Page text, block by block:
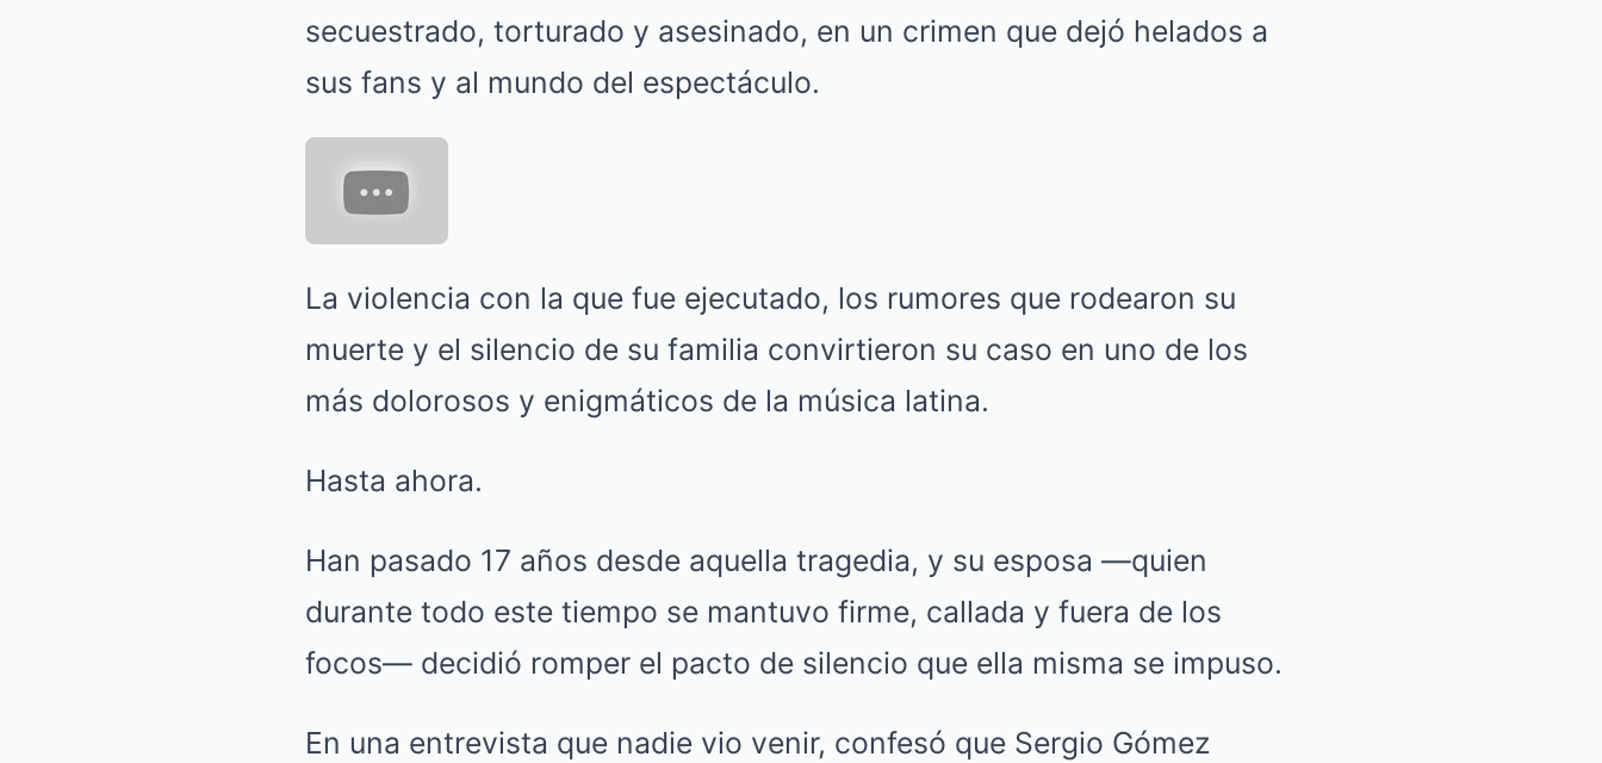
secuestrado, torturado y asesinado, en un crimen que dejó helados a
sus fans y al mundo del espectáculo.
La violencia con la que fue ejecutado, los rumores que rodearon su
muerte y el silencio de su familia convirtieron su caso en uno de los
más dolorosos y enigmáticos de la música latina.
Hasta ahora.
Han pasado 17 años desde aquella tragedia, y su esposa —quien
durante todo este tiempo se mantuvo firme, callada y fuera de los
focos— decidió romper el pacto de silencio que ella misma se impuso.
En una entrevista que nadie vio venir, confesó que Sergio Gómez